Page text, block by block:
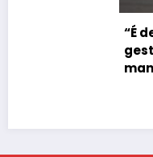
“É de praxe”:
gestão Kleber